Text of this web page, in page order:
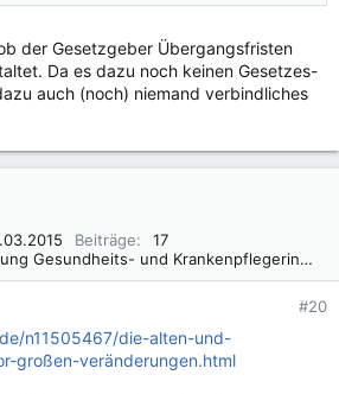
der Gesetzgeber Übergangsfristen
Da es dazu noch keinen Gesetzes-
auch (noch) niemand verbindliches
Beiträge
17
Ausbildung Gesundheits- und Krankenpflegerin 09/15
#20
n11505467/die-alten-und-
großen-veränderungen.html